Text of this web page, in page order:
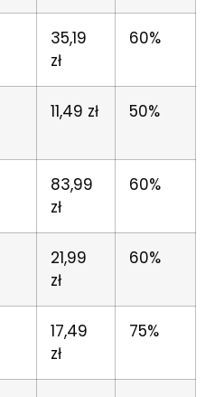
35,19
zł
60%
11,49 zł 50%
83,99
zł
60%
21,99
zł
60%
17,49
zł
75%